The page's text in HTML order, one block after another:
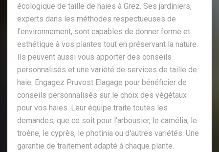
écologique de taille de haies à Grez. Ses jardiniers,
experts dans les méthodes respectueuses de
l'environnement, sont capables de donner forme et
esthétique à vos plantes tout en préservant la nature.
Ils peuvent aussi vous apporter des conseils
personnalisés et une variété de services de taille de
haie. Engagez Pruvost Elagage pour bénéficier de
conseils personnalisés sur le choix des végétaux
pour vos haies. Leur équipe traite toutes les
demandes, que ce soit pour l'arbousier, le camélia, le
troène, le cyprès, le photinia ou d'autres variétés. Une
garantie de traitement adapté à chaque plante.